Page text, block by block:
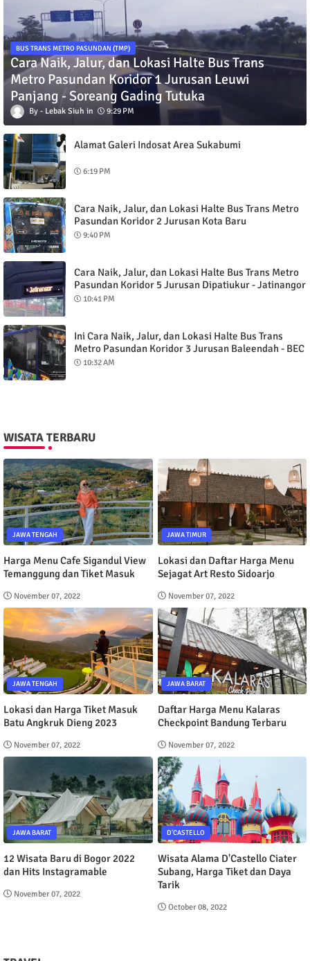
BUS TRANS METRO PASUNDAN (TMP)
Cara Naik, Jalur, dan Lokasi Halte Bus Trans
Metro Pasundan Koridor 1 Jurusan Leuwi
Panjang - Soreang Gading Tutuka
Lebak Siuh 9:29 PM
Alamat Galeri Indosat Area Sukabumi
6:19 PM
Cara Naik, Jalur, dan Lokasi Halte Bus Trans Metro
Pasundan Koridor 2 Jurusan Kota Baru
Parahyangan - Alun-Alun Bandung
9:40 PM
Cara Naik, Jalur, dan Lokasi Halte Bus Trans Metro
Pasundan Koridor 5 Jurusan Dipatiukur - Jatinangor
via Tol
10:41 PM
Ini Cara Naik, Jalur, dan Lokasi Halte Bus Trans
Metro Pasundan Koridor 3 Jurusan Baleendah - BEC
Kota Bandung
10:32 AM
WISATA TERBARU
JAWA TENGAH
Harga Menu Cafe Sigandul View
Temanggung dan Tiket Masuk
November 07, 2022
JAWA TIMUR
Lokasi dan Daftar Harga Menu
Sejagat Art Resto Sidoarjo
November 07, 2022
JAWA TENGAH
Lokasi dan Harga Tiket Masuk
Batu Angkruk Dieng 2023
November 07, 2022
JAWA BARAT
Daftar Harga Menu Kalaras
Checkpoint Bandung Terbaru
November 07, 2022
JAWA BARAT
12 Wisata Baru di Bogor 2022
dan Hits Instagramable
November 07, 2022
D'CASTELLO
Wisata Alama D'Castello Ciater
Subang, Harga Tiket dan Daya
Tarik
October 08, 2022